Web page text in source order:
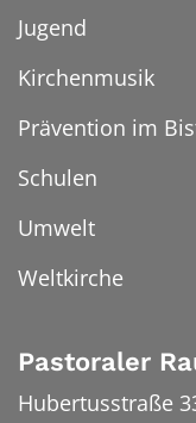
Jugend
Kirchenmusik
Prävention im
Schulen
Umwelt
Weltkirche
Pastoraler
Hubertusstraße